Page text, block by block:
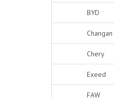
BYD
Changan
Chery
Exeed
FAW